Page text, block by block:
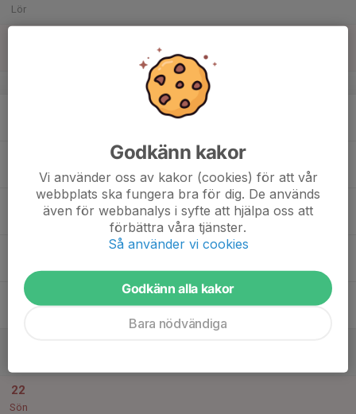
Lör
v.12
20
22
Sön
Godkänn kakor
Vi använder oss av kakor (cookies) för att vår
webbplats ska fungera bra för dig. De används
även för webbanalys i syfte att hjälpa oss att
förbättra våra tjänster.
Så använder vi cookies
Godkänn alla kakor
Bara nödvändiga